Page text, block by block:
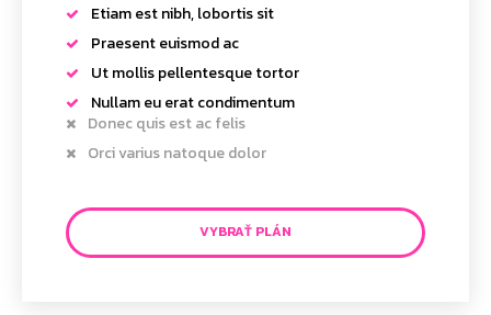
Etiam est nibh, lobortis sit
Praesent euismod ac
Ut mollis pellentesque tortor
Nullam eu erat condimentum
Donec quis est ac felis
Orci varius natoque dolor
VYBRAŤ PLÁN